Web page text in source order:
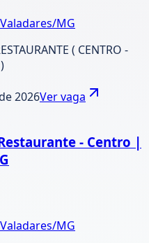
MG
( CENTRO -
2026Ver vaga
- Centro |
MG